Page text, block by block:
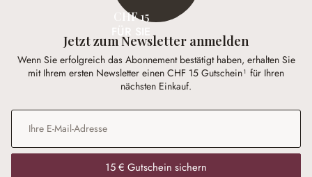
CHF 15
Jetzt zum Newsletter anmelden
Wenn Sie erfolgreich das Abonnement bestätigt haben, erhalten Sie
mit Ihrem ersten Newsletter einen CHF 15 Gutschein¹ für Ihren
nächsten Einkauf.
E-Mail-Adresse
15 € Gutschein sichern